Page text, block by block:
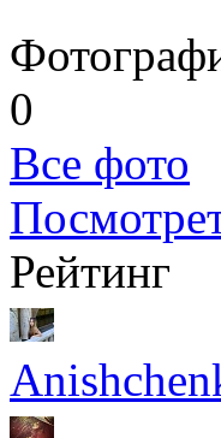
0
Все фото
Рейтинг